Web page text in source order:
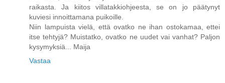
raikasta. Ja kiitos villatakkiohjeesta, se on jo päätynyt
kuviesi innoittamana puikoille.
Niin lampuista vielä, että ovatko ne ihan ostokamaa, ettei
itse tehtyjä? Muistatko, ovatko ne uudet vai vanhat? Paljon
kysymyksiä... Maija
Vastaa